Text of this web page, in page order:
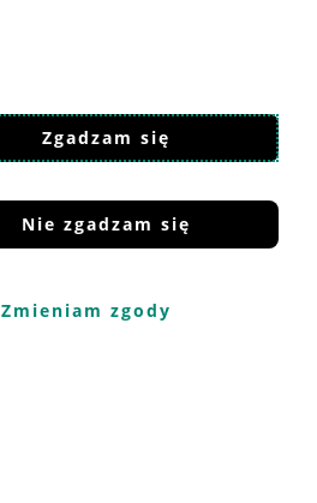
Zgadzam się
Nie zgadzam się
Zmieniam zgody